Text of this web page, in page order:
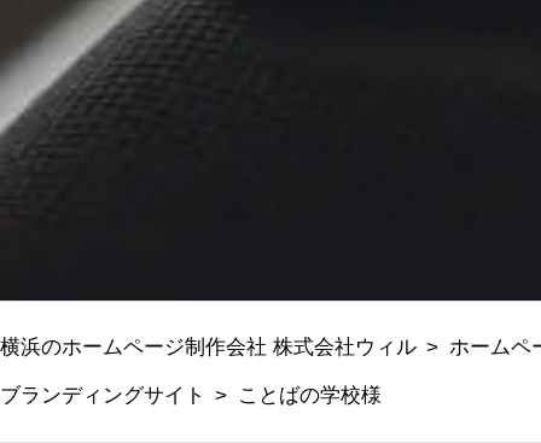
横浜のホームページ制作会社 株式会社ウィル ホームペ
ブランディングサイト ことばの学校様